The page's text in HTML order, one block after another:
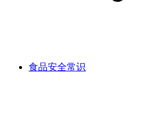
食品安全常识